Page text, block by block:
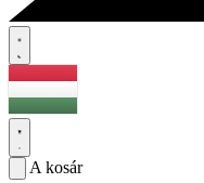
A kosár